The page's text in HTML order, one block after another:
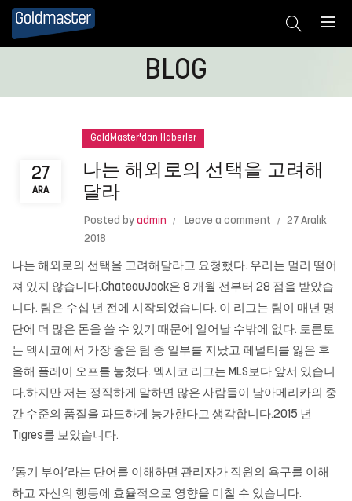
BLOG
27
ARA
GoldMaster'dan Haberler
나는 해외로의 선택을 고려해
달라
Posted by admin Leave a comment
27 Aralık
2018
나는 해외로의 선택을 고려해달라고 요청했다. 우리는 멀리 떨어
져 있지 않습니다.ChateauJack은 8 개월 전부터 28 점을 받았습
니다. 팀은 수십 년 전에 시작되었습니다. 이 리그는 팀이 매년 명
단에 더 많은 돈을 쓸 수 있기 때문에 일어날 수밖에 없다. 토론토
는 멕시코에서 가장 좋은 팀 중 일부를 지났고 페널티를 잃은 후
올해 플레이 오프를 놓쳤다. 멕시코 리그는 MLS보다 앞서 있습니
다.하지만 저는 정직하게 말하면 많은 사람들이 남아메리카의 중
간 수준의 품질을 과도하게 능가한다고 생각합니다.2015 년
Tigres를 보았습니다.
‘동기 부여’라는 단어를 이해하면 관리자가 직원의 욕구를 이해
하고 자신의 행동에 효율적으로 영향을 미칠 수 있습니다.